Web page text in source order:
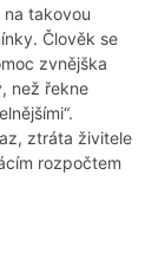
takovou
Člověk se
zvnějška
než řekne
ztráta živitele
rozpočtem